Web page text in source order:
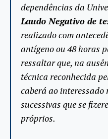
dependências da
Laudo Negativo de
realizado com
antígeno ou 48 horas
ressaltar que, na
técnica reconhecida
caberá ao
sucessivas que se
próprios.